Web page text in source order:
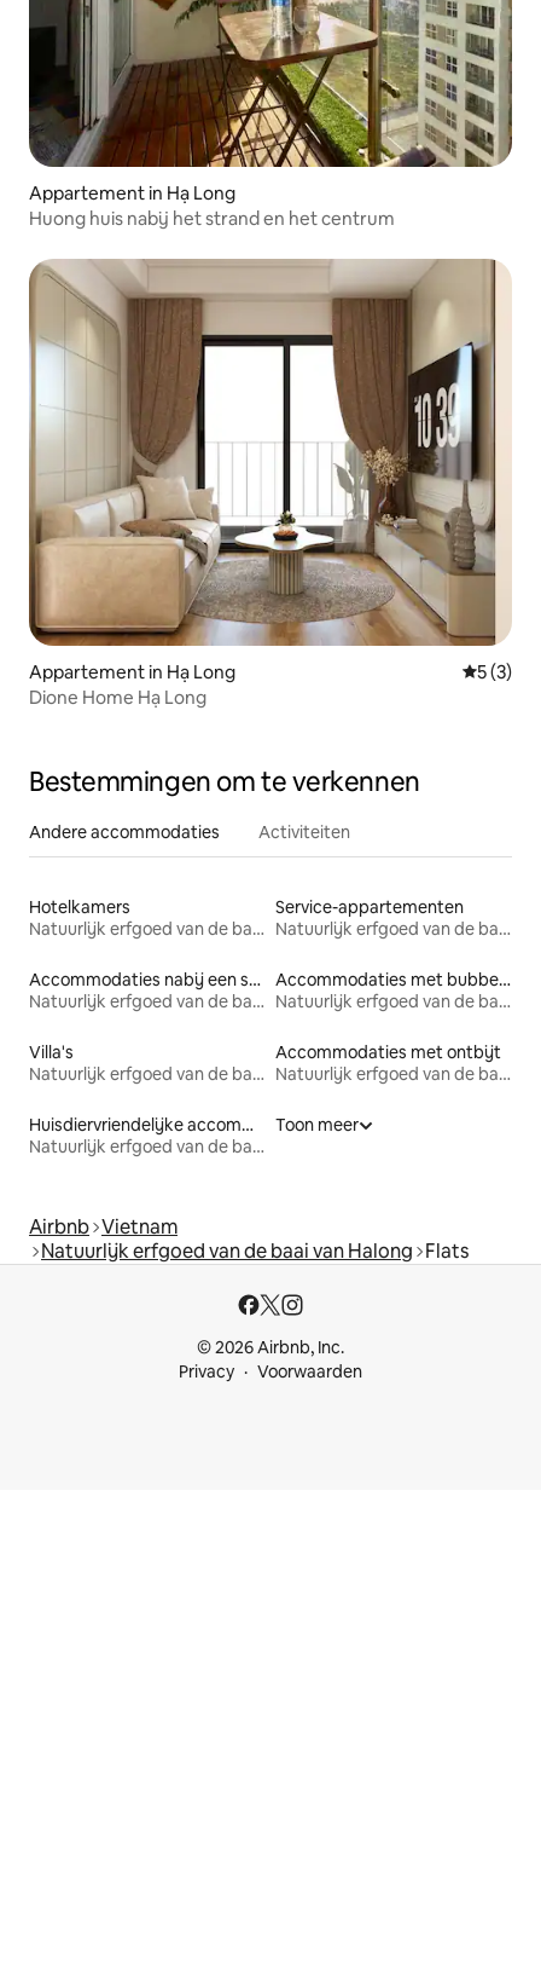
Appartement in Hạ Long
Huong huis nabij het strand en het centrum
Appartement in Hạ Long
5 (3)
Dione Home Hạ Long
Bestemmingen om te verkennen
Andere accommodaties Activiteiten
Hotelkamers
Natuurlijk erfgoed van de baai van Halong
Service-appartementen
Natuurlijk erfgoed van de baai van Halong
Accommodaties nabij een strand
Natuurlijk erfgoed van de baai van Halong
Accommodaties met bubbelbad
Natuurlijk erfgoed van de baai van Halong
Villa's
Natuurlijk erfgoed van de baai van Halong
Accommodaties met ontbijt
Natuurlijk erfgoed van de baai van Halong
Huisdiervriendelijke accommodaties
Natuurlijk erfgoed van de baai van Halong
Toon meer
Airbnb Vietnam
Natuurlijk erfgoed van de baai van Halong Flats
© 2026 Airbnb, Inc.
Privacy
Voorwaarden